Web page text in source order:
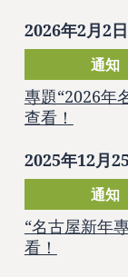
2026年2月2日
通知
專題“2026年
查看！
2025年12月
通知
“名古屋新年
看！